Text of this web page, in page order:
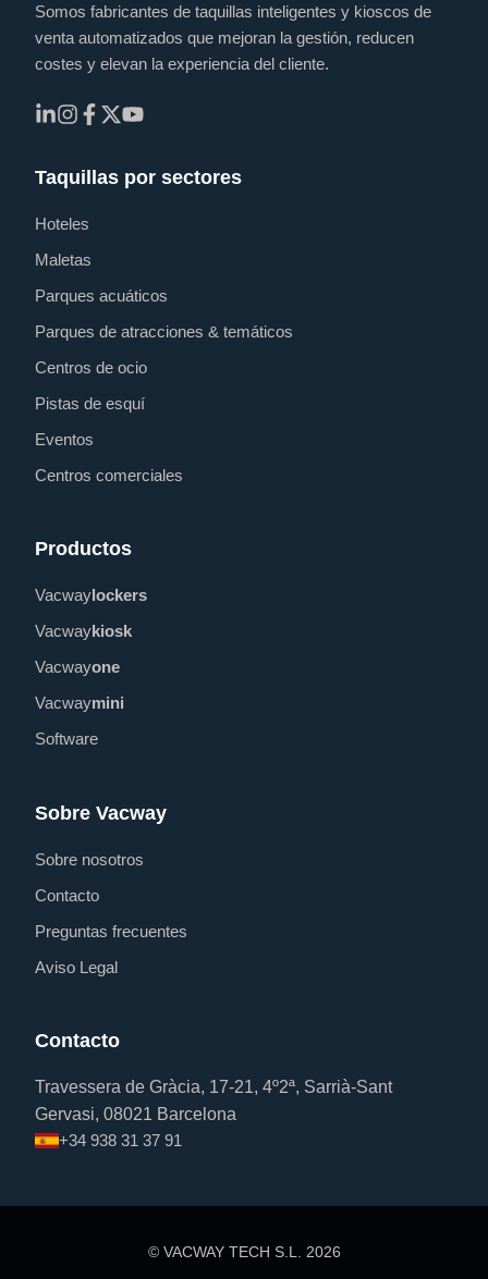
Somos fabricantes de taquillas inteligentes y kioscos de
venta automatizados que mejoran la gestión, reducen
costes y elevan la experiencia del cliente.
Taquillas por sectores
Hoteles
Maletas
Parques acuáticos
Parques de atracciones & temáticos
Centros de ocio
Pistas de esquí
Eventos
Centros comerciales
Productos
Vacwaylockers
Vacwaykiosk
Vacwayone
Vacwaymini
Software
Sobre Vacway
Sobre nosotros
Contacto
Preguntas frecuentes
Aviso Legal
Contacto
Travessera de Gràcia, 17-21, 4º2ª, Sarrià-Sant
Gervasi, 08021 Barcelona
+34 938 31 37 91
© VACWAY TECH S.L. 2026